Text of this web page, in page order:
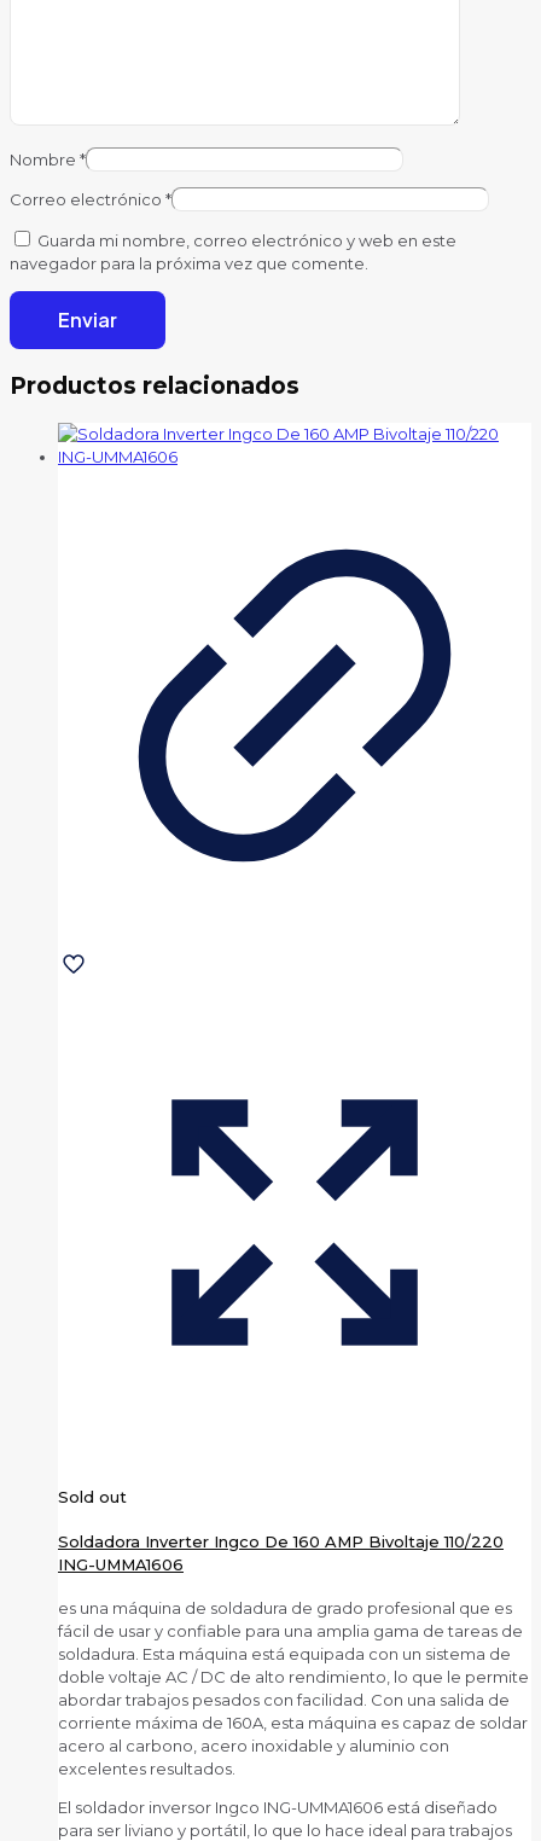
Nombre *
Correo electrónico *
Guarda mi nombre, correo electrónico y web en este
navegador para la próxima vez que comente.
Productos relacionados
Sold out
Soldadora Inverter Ingco De 160 AMP Bivoltaje 110/220
ING-UMMA1606
es una máquina de soldadura de grado profesional que es
fácil de usar y confiable para una amplia gama de tareas de
soldadura. Esta máquina está equipada con un sistema de
doble voltaje AC / DC de alto rendimiento, lo que le permite
abordar trabajos pesados ​​con facilidad. Con una salida de
corriente máxima de 160A, esta máquina es capaz de soldar
acero al carbono, acero inoxidable y aluminio con
excelentes resultados.
El soldador inversor Ingco ING-UMMA1606 está diseñado
para ser liviano y portátil, lo que lo hace ideal para trabajos